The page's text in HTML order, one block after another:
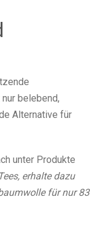
belebend,
Alternative für
unter Produkte
erhalte dazu
für nur 83